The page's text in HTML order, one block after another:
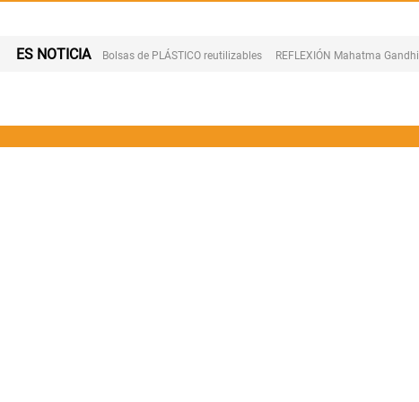
ES NOTICIA Bolsas de PLÁSTICO reutilizables REFLEXIÓN Mahatma Gandhi